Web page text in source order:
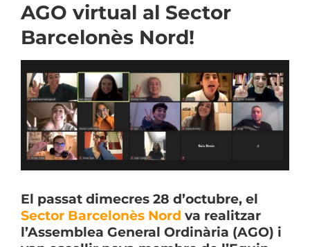
AGO virtual al Sector
Barcelonès Nord!
Larger
Image
El passat dimecres 28 d’octubre, el
Sector Barcelonès Nord va realitzar
l’Assemblea General Ordinària (AGO) i